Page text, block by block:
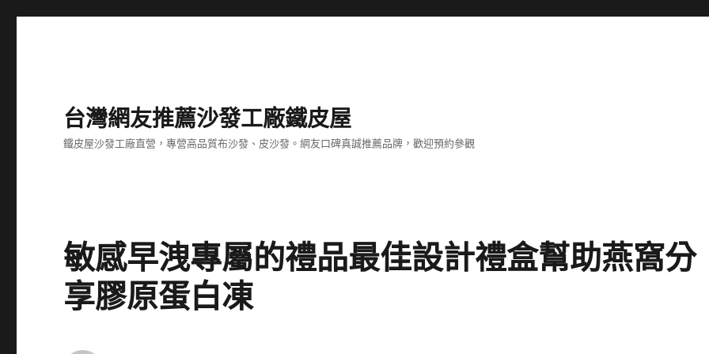
台灣網友推薦沙發工廠鐵皮屋
鐵皮屋沙發工廠直營，專營高品質布沙發、皮沙發。網友口碑真誠推薦品牌，歡迎預約參觀
敏感早洩專屬的禮品最佳設計禮盒幫助燕窩分
享膠原蛋白凍